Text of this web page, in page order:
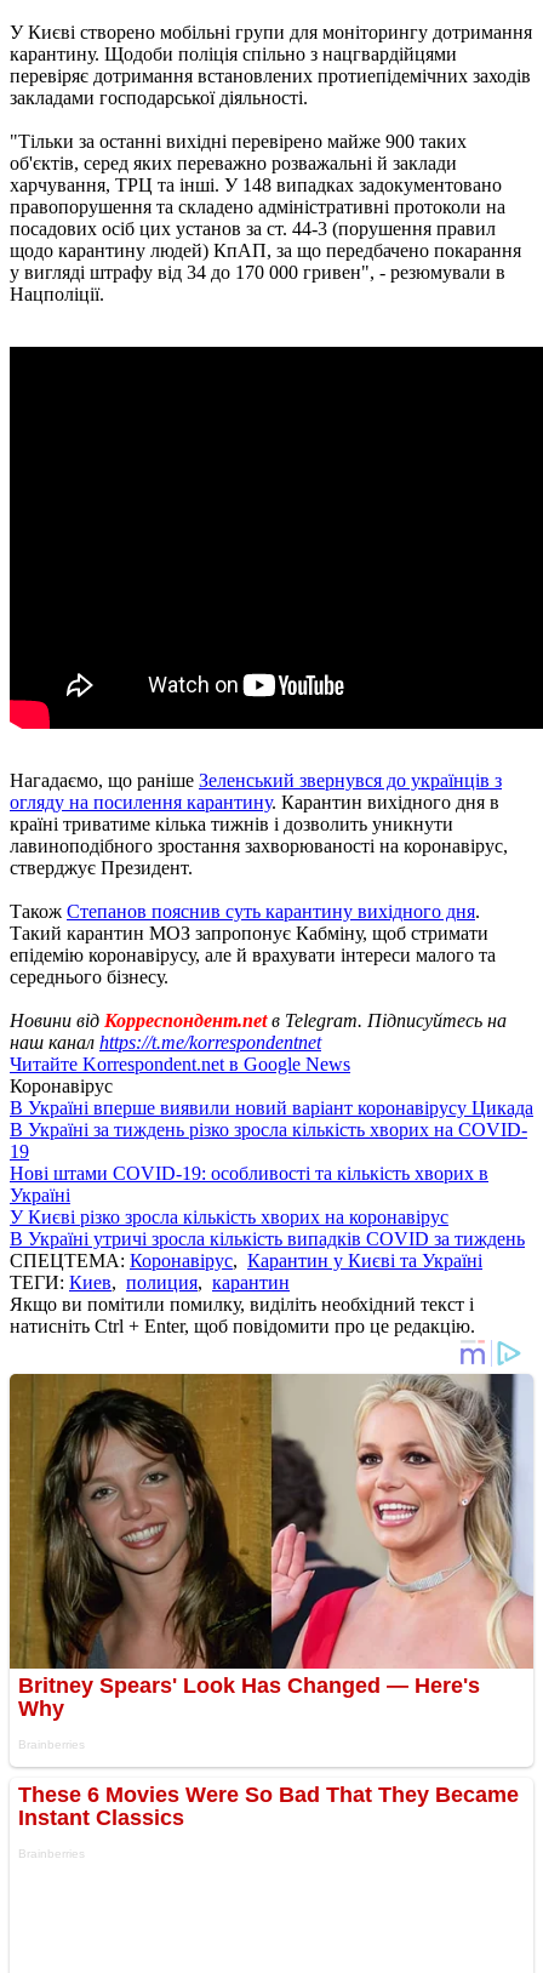
У Києві створено мобільні групи для моніторингу дотримання
карантину. Щодоби поліція спільно з нацгвардійцями
перевіряє дотримання встановлених протиепідемічних заходів
закладами господарської діяльності.
"Тільки за останні вихідні перевірено майже 900 таких
об'єктів, серед яких переважно розважальні й заклади
харчування, ТРЦ та інші. У 148 випадках задокументовано
правопорушення та складено адміністративні протоколи на
посадових осіб цих установ за ст. 44-3 (порушення правил
щодо карантину людей) КпАП, за що передбачено покарання
у вигляді штрафу від 34 до 170 000 гривен", - резюмували в
Нацполіції.
Нагадаємо, що раніше Зеленський звернувся до українців з
огляду на посилення карантину. Карантин вихідного дня в
країні триватиме кілька тижнів і дозволить уникнути
лавиноподібного зростання захворюваності на коронавірус,
стверджує Президент.
Також Степанов пояснив суть карантину вихідного дня.
Такий карантин МОЗ запропонує Кабміну, щоб стримати
епідемію коронавірусу, але й врахувати інтереси малого та
середнього бізнесу.
Новини від Корреспондент.netв Telegram. Підписуйтесь на
наш канал https://t.me/korrespondentnet
Читайте Korrespondent.net в Google News
Коронавірус
В Україні вперше виявили новий варіант коронавірусу Цикада
В Україні за тиждень різко зросла кількість хворих на COVID-
19
Нові штами COVID-19: особливості та кількість хворих в
Україні
У Києві різко зросла кількість хворих на коронавірус
В Україні утричі зросла кількість випадків COVID за тиждень
СПЕЦТЕМА: Коронавірус, Карантин у Києві та Україні
ТЕГИ: Киев, полиция, карантин
Якщо ви помітили помилку, виділіть необхідний текст і
натисніть Ctrl + Enter, щоб повідомити про це редакцію.